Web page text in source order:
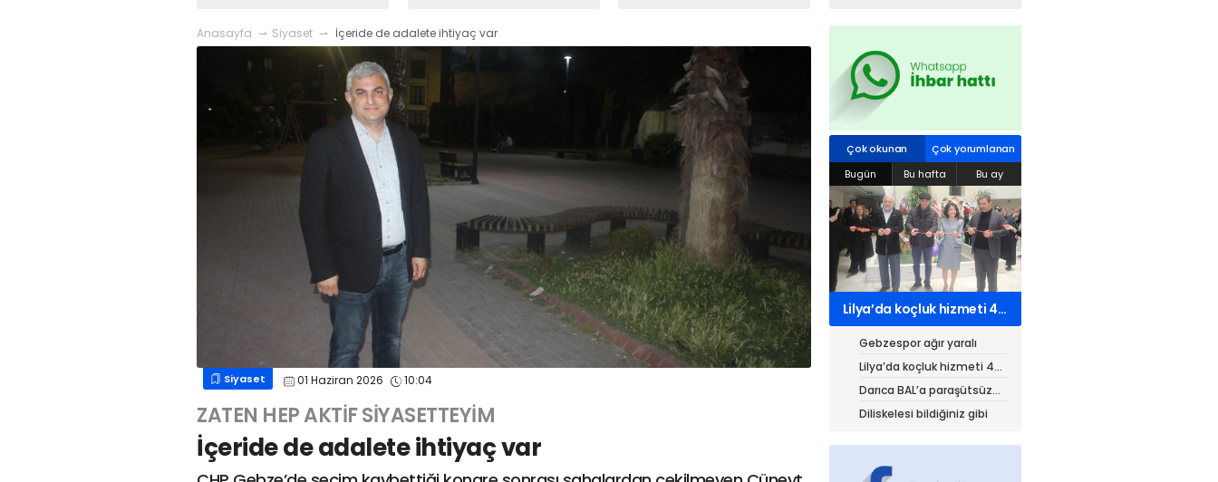
Anasayfa Siyaset İçeride de adalete ihtiyaç var
Siyaset 01 Haziran 2026 10:04
ZATEN HEP AKTİF SİYASETTEYİM
İçeride de adalete ihtiyaç var
Çok okunan
Çok yorumlanan
Bugün
Bu hafta Bu ay
Lilya’da koçluk hizmeti 4
kurumdan 7 belgeli
Gebzespor ağır yaralı
Lilya’da koçluk hizmeti 4
kurumdan 7 belgeli
Darıca BAL’a paraşütsüz
iniyor!
Diliskelesi bildiğiniz gibi
Web TV
Caddesi, Beşiroğlu Altın Han Kat: 1
(BİLKAR)Gebze - KOCAELİ
aktanuslu@gmail.com